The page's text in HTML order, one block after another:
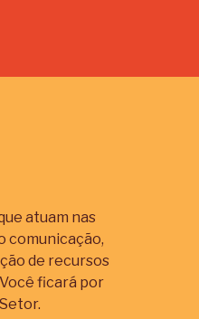
atuam nas
comunicação,
de recursos
ficará por